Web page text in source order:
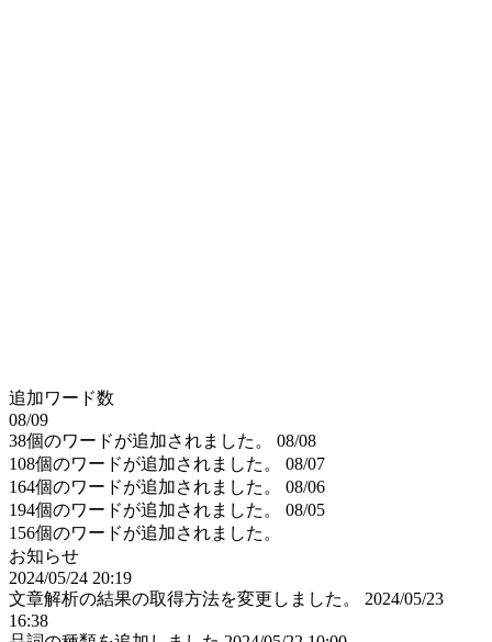
追加ワード数
08/09
38個のワードが追加されました。
08/08
108個のワードが追加されました。
08/07
164個のワードが追加されました。
08/06
194個のワードが追加されました。
08/05
156個のワードが追加されました。
お知らせ
2024/05/24 20:19
文章解析の結果の取得方法を変更しました。
2024/05/23
16:38